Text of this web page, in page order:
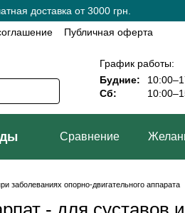
доставка от 3000 грн.
Публичная оферта
График работы:
Будние:
Сб:
Сравнение
заболеваниях опорно-двигательного аппарата